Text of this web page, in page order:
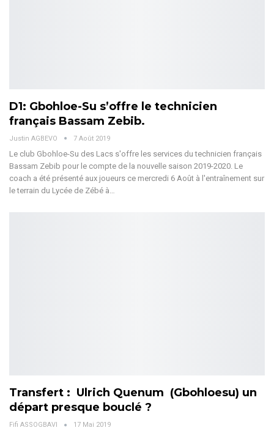
D1: Gbohloe-Su s’offre le technicien
français Bassam Zebib.
Justin AGBEVO 7 Août 2019
Le club Gbohloe-Su des Lacs s'offre les services du technicien français
Bassam Zebib pour le compte de la nouvelle saison 2019-2020. Le
coach a été présenté aux joueurs ce mercredi 6 Août à l'entraînement sur
le terrain du Lycée de Zébé à…
Transfert : Ulrich Quenum (Gbohloesu) un
départ presque bouclé ?
Fifi ASSOGBAVI 17 Mai 2019